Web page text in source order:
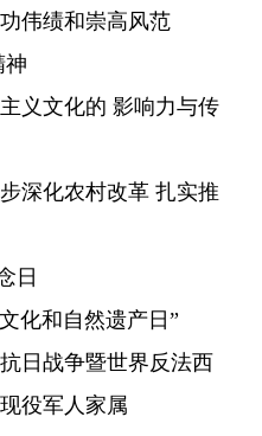
伟绩和崇高风范
神
义文化的 影响力与传
深化农村改革 扎实推
日
化和自然遗产日”
日战争暨世界反法西
役军人家属